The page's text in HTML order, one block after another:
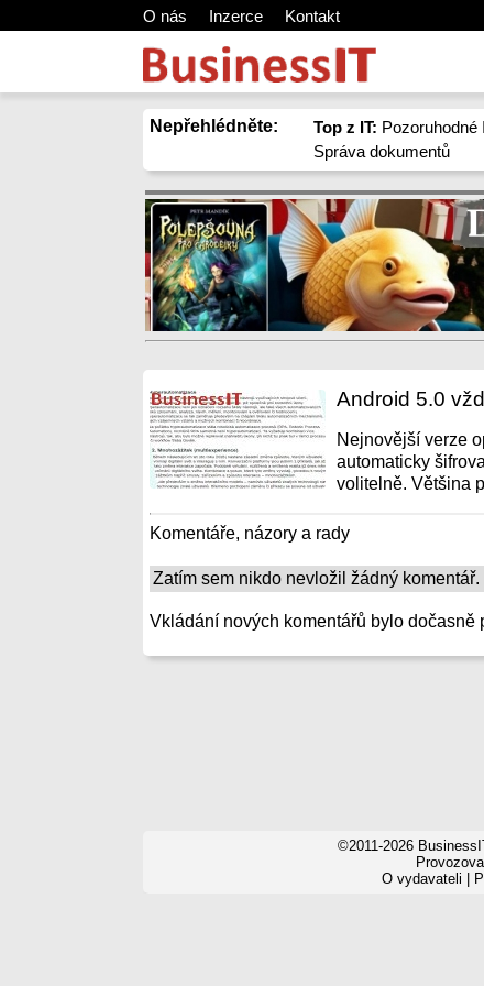
O nás Inzerce Kontakt
Nepřehlédněte: Top z IT: Pozoruhodné
Správa dokumentů
Android 5.0
Nejnovější verze
automaticky
volitelně. Většina
Komentáře, názory a rady
Zatím sem nikdo nevložil žádný komentář.
Vkládání nových komentářů bylo dočasně
©2011-2026
O vydavateli